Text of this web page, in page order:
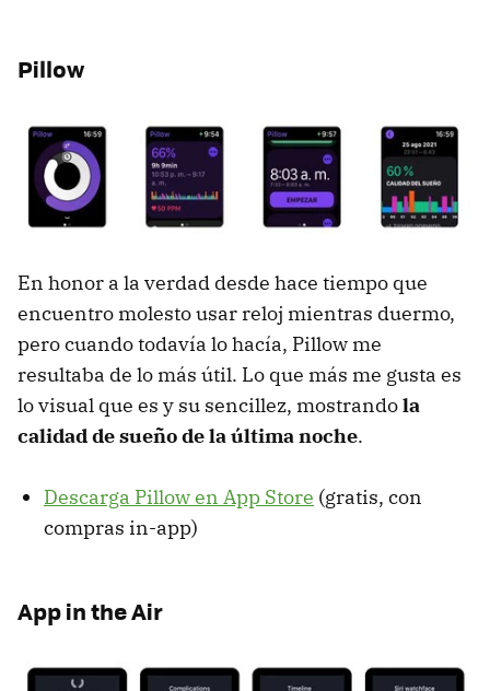
Pillow
En honor a la verdad desde hace tiempo que
encuentro molesto usar reloj mientras duermo,
pero cuando todavía lo hacía, Pillow me
resultaba de lo más útil. Lo que más me gusta es
lo visual que es y su sencillez, mostrandola
calidad de sueño de la última noche.
Descarga Pillow en App Store (gratis, con
compras in-app)
App in the Air